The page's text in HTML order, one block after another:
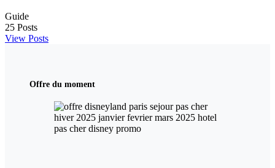
Guide
25 Posts
View Posts
Offre du moment